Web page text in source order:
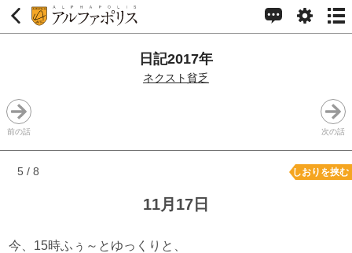
日記2017年
ネクスト貧乏
前の話 次の話
5 / 8 しおりを挟む
11月17日
今、15時ふぅ～とゆっくりと、